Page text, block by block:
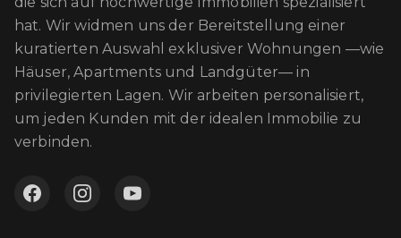
hat. Wir widmen uns der Bereitstellung einer
kuratierten Auswahl exklusiver Wohnungen —wie
Häuser, Apartments und Landgüter— in
privilegierten Lagen. Wir arbeiten personalisiert,
um jeden Kunden mit der idealen Immobilie zu
verbinden.